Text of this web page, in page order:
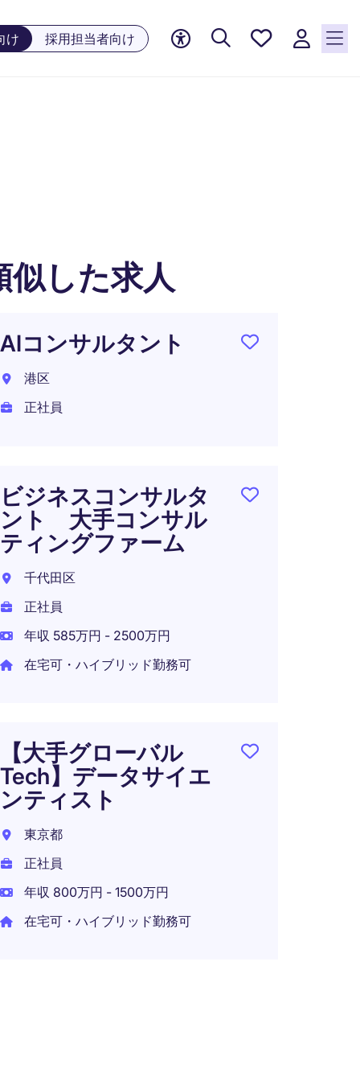
け 採用担当者向け
お気に
似した求人
AIコンサルタント
港区
正社員
ビジネスコンサルタ
ント 大手コンサル
ティングファーム
千代田区
正社員
年収 585万円 - 2500万円
在宅可・ハイブリッド勤務可
【大手グローバル
Tech】データサイエ
ンティスト
東京都
正社員
年収 800万円 - 1500万円
在宅可・ハイブリッド勤務可